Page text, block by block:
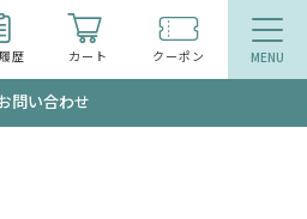
歴 カート クーポン
問い合わせ